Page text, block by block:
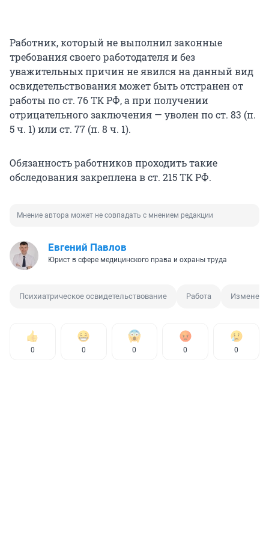
Работник, который не выполнил законные
требования своего работодателя и без
уважительных причин не явился на данный вид
освидетельствования может быть отстранен от
работы по ст. 76 ТК РФ, а при получении
отрицательного заключения — уволен по ст. 83 (п.
5 ч. 1) или ст. 77 (п. 8 ч. 1).
Обязанность работников проходить такие
обследования закреплена в ст. 215 ТК РФ.
Мнение автора может не совпадать с мнением редакции
Евгений Павлов
Юрист в сфере медицинского права и охраны труда
Психиатрическое освидетельствование Работа
0 0 0 0 0